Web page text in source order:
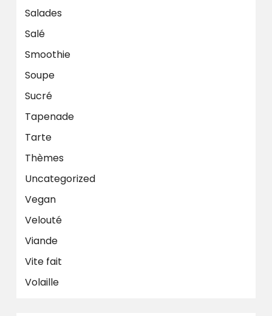
Salades
Salé
Smoothie
Soupe
Sucré
Tapenade
Tarte
Thèmes
Uncategorized
Vegan
Velouté
Viande
Vite fait
Volaille